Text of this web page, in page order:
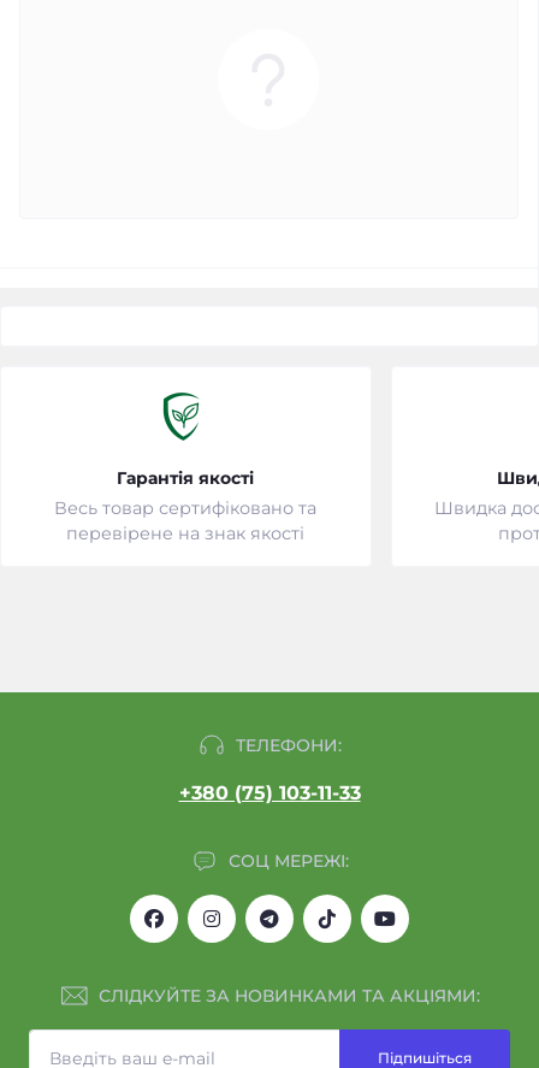
Гарантія якості
Весь товар сертифіковано та
перевірене на знак якості
Швидка
ТЕЛЕФОНИ:
+380 (75) 103-11-33
СОЦ МЕРЕЖІ:
СЛІДКУЙТЕ ЗА НОВИНКАМИ ТА АКЦІЯМИ:
Підпишіться